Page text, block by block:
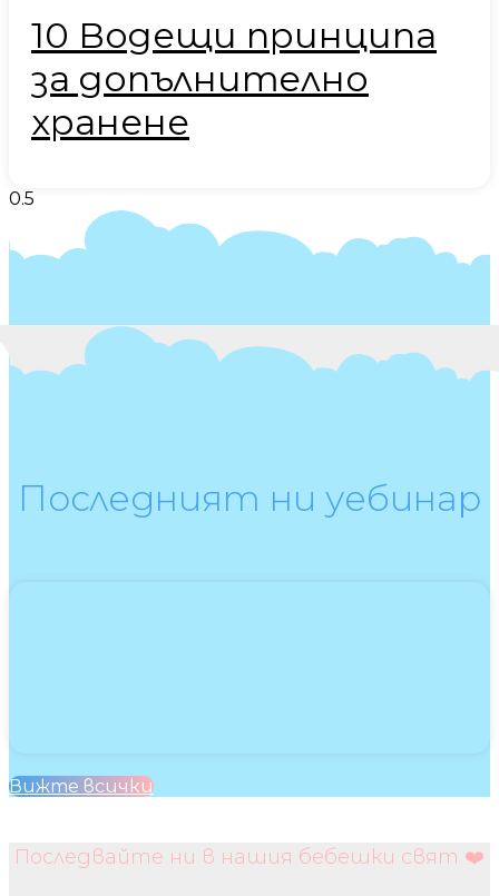
10 Водещи принципа
за допълнително
хранене
Последният ни уебинар
Вижте всички
Последвайте ни в нашия бебешки свят ❤️